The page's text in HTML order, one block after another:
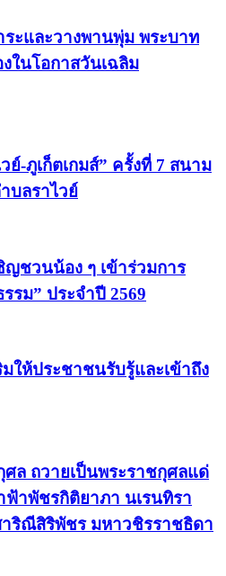
ระและวางพานพุ่ม พระบาท
งในโอกาสวันเฉลิม
ย์-ภูเก็ตเกมส์” ครั้งที่ 7 สนาม
บลราไวย์
ชวนน้อง ๆ เข้าร่วมการ
ม” ประจำปี 2569
ให้ประชาชนรับรู้และเข้าถึง
ล ถวายเป็นพระราชกุศลแด่
ฟ้าพัชรกิติยาภา นเรนทิรา
าริณีสิริพัชร มหาวชิรราชธิดา